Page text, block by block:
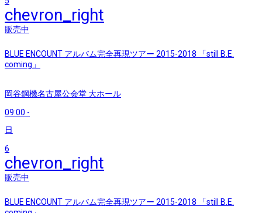
chevron_right
販売中
BLUE ENCOUNT アルバム完全再現ツアー 2015-2018 「still B.E.
coming」
岡谷鋼機名古屋公会堂 大ホール
09:00 -
日
6
chevron_right
販売中
BLUE ENCOUNT アルバム完全再現ツアー 2015-2018 「still B.E.